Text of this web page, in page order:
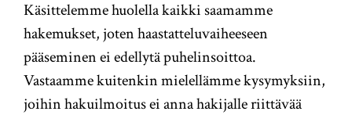
Käsittelemme huolella kaikki saamamme
hakemukset, joten haastatteluvaiheeseen
pääseminen ei edellytä puhelinsoittoa.
Vastaamme kuitenkin mielellämme kysymyksiin,
joihin hakuilmoitus ei anna hakijalle riittävää